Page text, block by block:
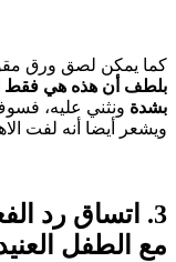
كما يمكن لصق ورق
بلطف أن هذه هي فقط
بشدة ونثني عليه،
ويشعر أيضا أنه لفت
3. اتساق رد
مع الطفل